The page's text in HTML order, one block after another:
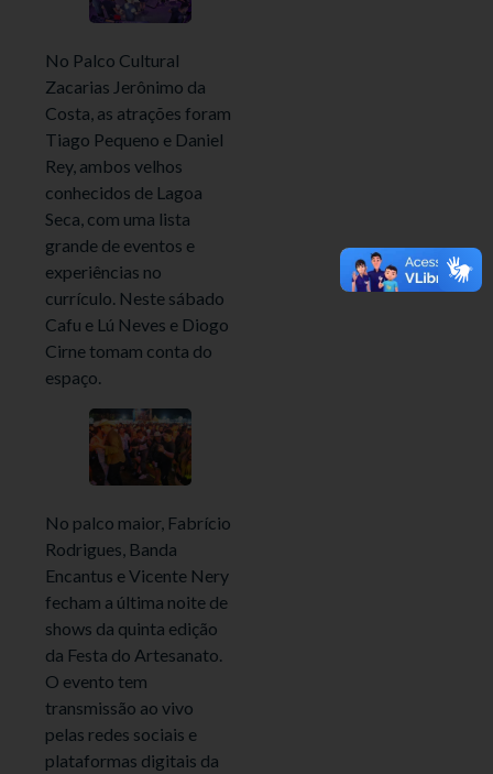
No Palco Cultural
Zacarias Jerônimo da
Costa, as atrações foram
Tiago Pequeno e Daniel
Rey, ambos velhos
conhecidos de Lagoa
Seca, com uma lista
grande de eventos e
experiências no
currículo. Neste sábado
Cafu e Lú Neves e Diogo
Cirne tomam conta do
espaço.
No palco maior, Fabrício
Rodrigues, Banda
Encantus e Vicente Nery
fecham a última noite de
shows da quinta edição
da Festa do Artesanato.
O evento tem
transmissão ao vivo
pelas redes sociais e
plataformas digitais da